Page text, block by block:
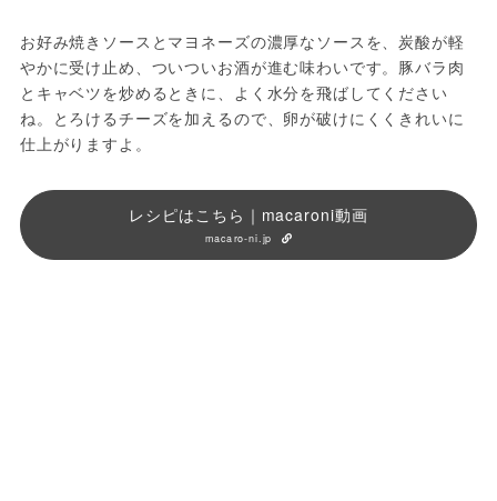
お好み焼きソースとマヨネーズの濃厚なソースを、炭酸が軽
やかに受け止め、ついついお酒が進む味わいです。豚バラ肉
とキャベツを炒めるときに、よく水分を飛ばしてください
ね。とろけるチーズを加えるので、卵が破けにくくきれいに
仕上がりますよ。
レシピはこちら｜macaroni動画
macaro-ni.jp